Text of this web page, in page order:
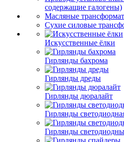
содержащие галогены)
Масляные
Сухие силовые
Искусственные ёлки
Гирлянды бахрома
Гирлянды дреды
Гирлянды дюралайт
Гирлянды
Гирлянды